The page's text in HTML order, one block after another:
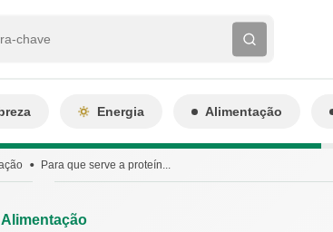
Energia Alimentação
Para que serve a proteín...
Alimentação